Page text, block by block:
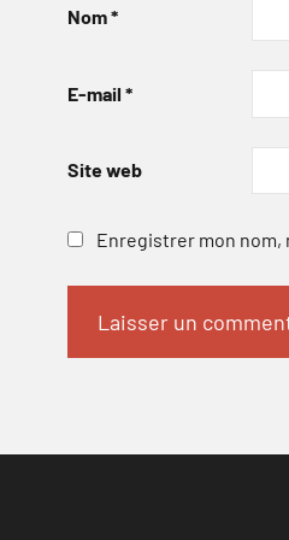
Nom*
E-mail *
Site web
Enregistrer mon nom,